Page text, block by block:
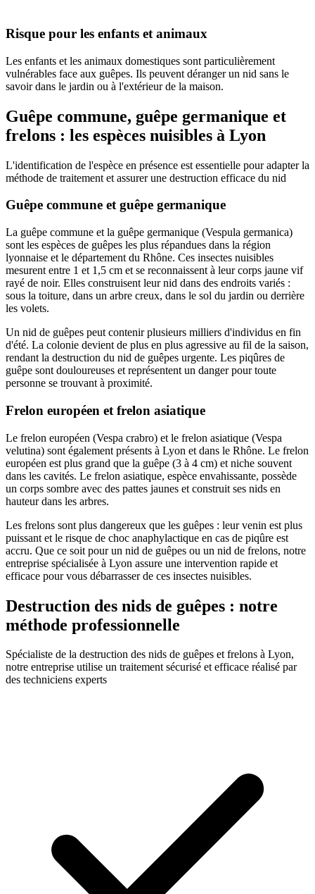
Risque pour les enfants et animaux
Les enfants et les animaux domestiques sont particulièrement
vulnérables face aux guêpes. Ils peuvent déranger un nid sans le
savoir dans le jardin ou à l'extérieur de la maison.
Guêpe commune, guêpe germanique et
frelons : les espèces nuisibles à Lyon
L'identification de l'espèce en présence est essentielle pour adapter la
méthode de traitement et assurer une destruction efficace du nid
Guêpe commune et guêpe germanique
La guêpe commune et la guêpe germanique (Vespula germanica)
sont les espèces de guêpes les plus répandues dans la région
lyonnaise et le département du Rhône. Ces insectes nuisibles
mesurent entre 1 et 1,5 cm et se reconnaissent à leur corps jaune vif
rayé de noir. Elles construisent leur nid dans des endroits variés :
sous la toiture, dans un arbre creux, dans le sol du jardin ou derrière
les volets.
Un nid de guêpes peut contenir plusieurs milliers d'individus en fin
d'été. La colonie devient de plus en plus agressive au fil de la saison,
rendant la destruction du nid de guêpes urgente. Les piqûres de
guêpe sont douloureuses et représentent un danger pour toute
personne se trouvant à proximité.
Frelon européen et frelon asiatique
Le frelon européen (Vespa crabro) et le frelon asiatique (Vespa
velutina) sont également présents à Lyon et dans le Rhône. Le frelon
européen est plus grand que la guêpe (3 à 4 cm) et niche souvent
dans les cavités. Le frelon asiatique, espèce envahissante, possède
un corps sombre avec des pattes jaunes et construit ses nids en
hauteur dans les arbres.
Les frelons sont plus dangereux que les guêpes : leur venin est plus
puissant et le risque de choc anaphylactique en cas de piqûre est
accru. Que ce soit pour un nid de guêpes ou un nid de frelons, notre
entreprise spécialisée à Lyon assure une intervention rapide et
efficace pour vous débarrasser de ces insectes nuisibles.
Destruction des nids de guêpes : notre
méthode professionnelle
Spécialiste de la destruction des nids de guêpes et frelons à Lyon,
notre entreprise utilise un traitement sécurisé et efficace réalisé par
des techniciens experts